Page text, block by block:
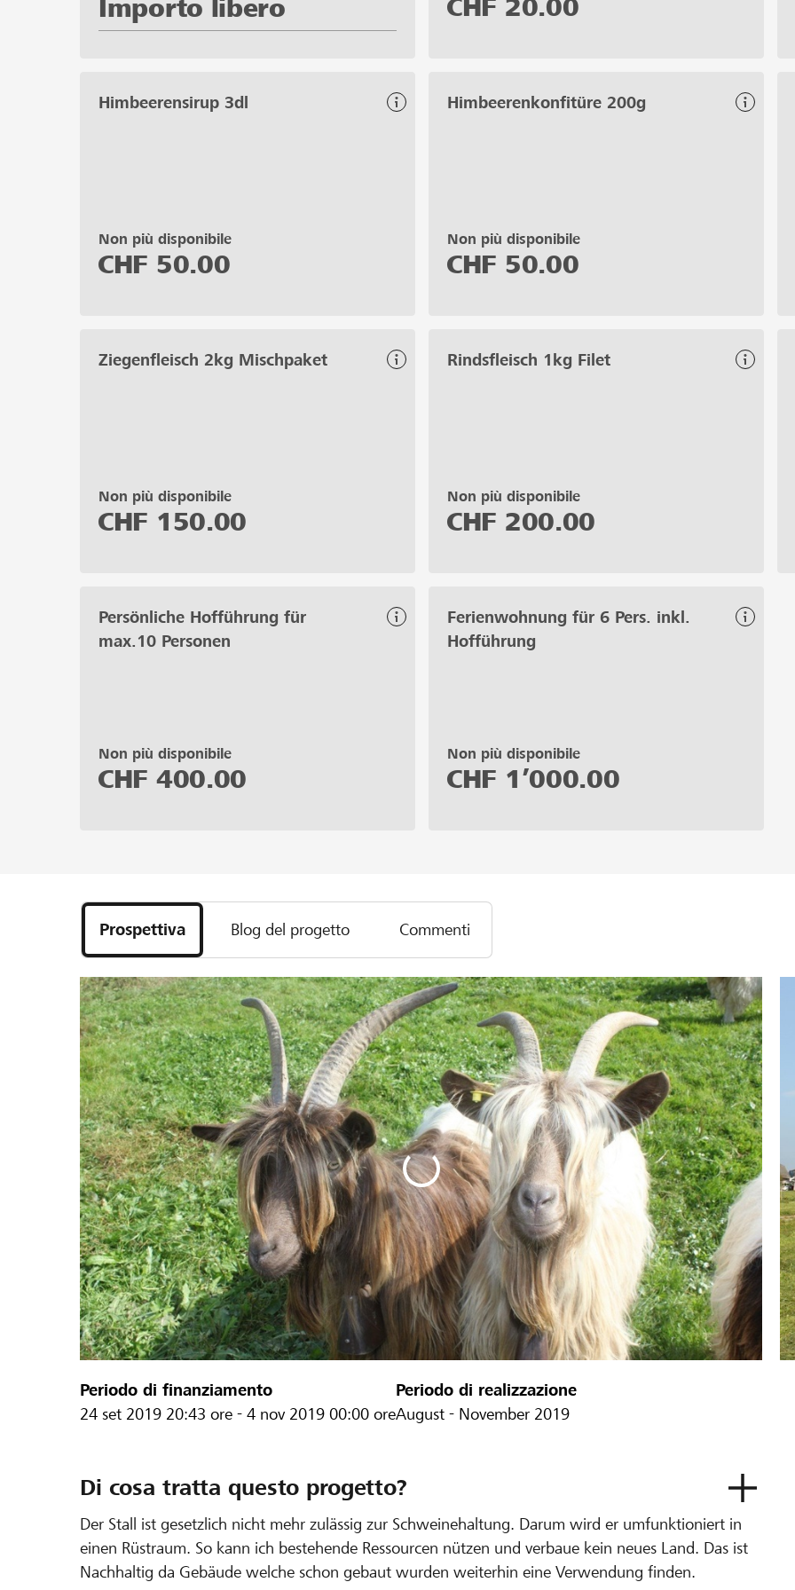
Importo libero CHF 20.00
Himbeerensirup 3dl
Non più disponibile
CHF 50.00
Himbeerenkonfitüre 200g
Non più disponibile
CHF 50.00
Ziegenfleisch 2kg Mischpaket
Non più disponibile
CHF 150.00
Rindsfleisch 1kg Filet
Non più disponibile
CHF 200.00
Persönliche Hofführung für
max.10 Personen
Non più disponibile
CHF 400.00
Ferienwohnung für 6 Pers. inkl.
Hofführung
Non più disponibile
CHF 1’000.00
Prospettiva Blog del progetto Commenti
Periodo di finanziamento
24 set 2019 20:43 ore - 4 nov 2019 00:00 ore
Periodo di realizzazione
August - November 2019
Di cosa tratta questo progetto?
Der Stall ist gesetzlich nicht mehr zulässig zur Schweinehaltung. Darum wird er umfunktioniert in
einen Rüstraum. So kann ich bestehende Ressourcen nützen und verbaue kein neues Land. Das ist
Nachhaltig da Gebäude welche schon gebaut wurden weiterhin eine Verwendung finden.